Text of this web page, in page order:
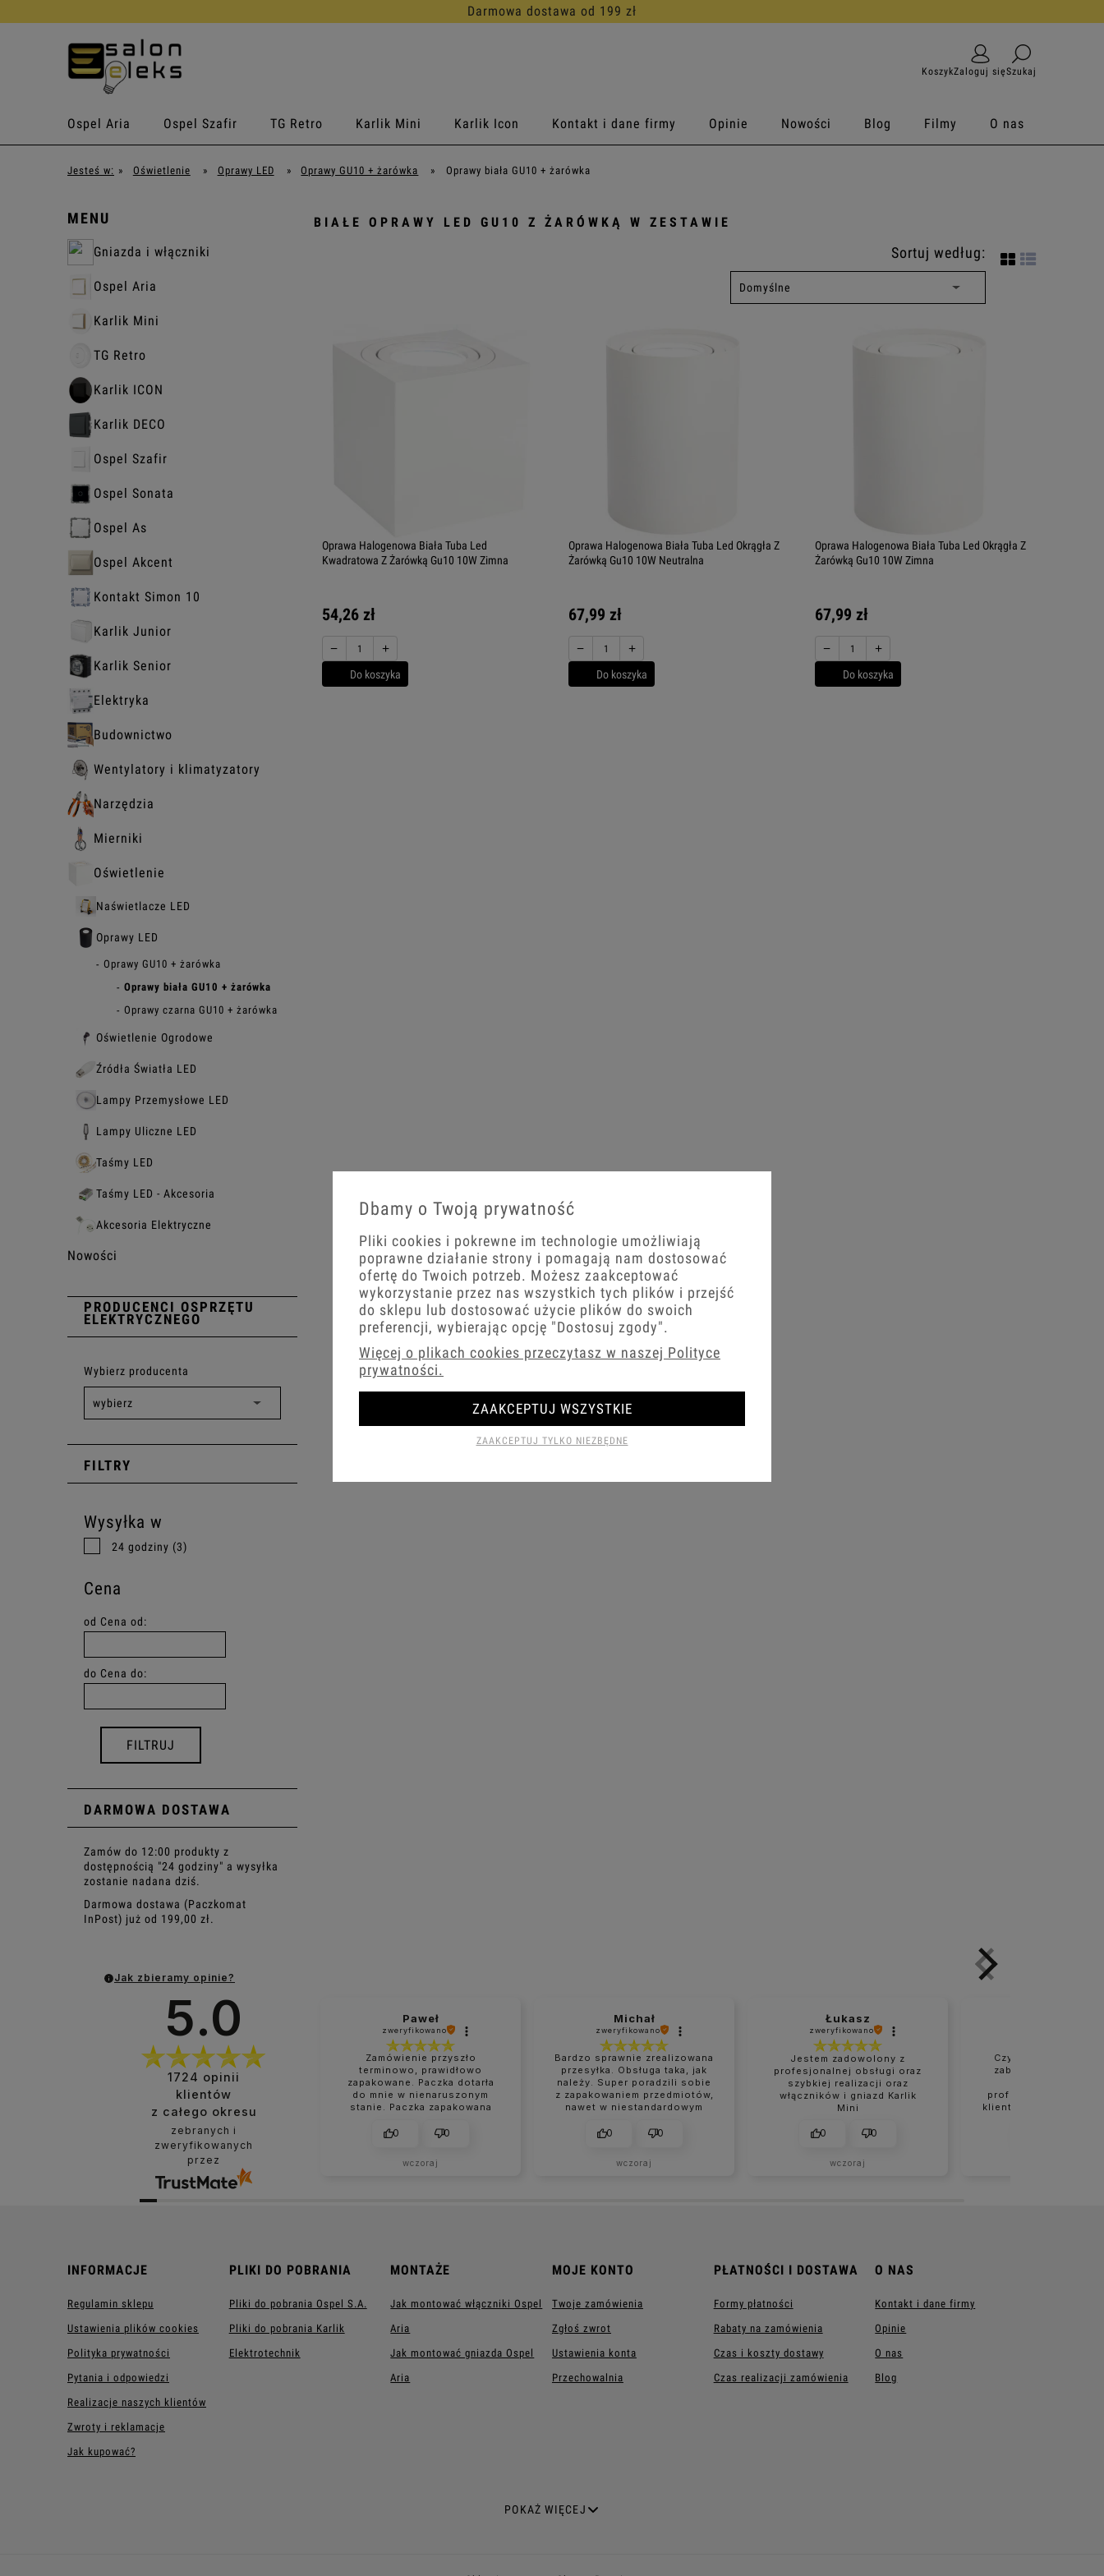
Darmowa dostawa od 199 zł
KoszykZaloguj sięSzukaj
Ospel Aria Ospel Szafir TG Retro Karlik Mini Karlik Icon Kontakt i dane firmy Opinie Nowości Blog Filmy O nas
Jesteś w: » Oświetlenie » Oprawy LED » Oprawy GU10 + żarówka » Oprawy biała GU10 + żarówka
MENU
Gniazda i włączniki
Ospel Aria
Karlik Mini
TG Retro
Karlik ICON
Karlik DECO
Ospel Szafir
Ospel Sonata
Ospel As
Ospel Akcent
Kontakt Simon 10
Karlik Junior
Karlik Senior
Elektryka
Budownictwo
Wentylatory i klimatyzatory
Narzędzia
Mierniki
Oświetlenie
Naświetlacze LED
Oprawy LED
Oprawy GU10 + żarówka
Oprawy biała GU10 + żarówka
Oprawy czarna GU10 + żarówka
Oświetlenie Ogrodowe
Źródła Światła LED
Lampy Przemysłowe LED
Lampy Uliczne LED
Taśmy LED
Taśmy LED - Akcesoria
Akcesoria Elektryczne
Nowości
PRODUCENCI OSPRZĘTU
ELEKTRYCZNEGO
Wybierz producenta
FILTRY
Wysyłka w
24 godziny (3)
Cena
od Cena od:
do Cena do:
FILTRUJ
DARMOWA DOSTAWA
Zamów do 12:00 produkty z
dostępnością "24 godziny" a wysyłka
zostanie nadana dziś.
Darmowa dostawa (Paczkomat
InPost) już od 199,00 zł.
BIAŁE OPRAWY LED GU10 Z ŻARÓWKĄ W ZESTAWIE
Sortuj według:
Oprawa Halogenowa Biała Tuba Led
Kwadratowa Z Żarówką Gu10 10W Zimna
54,26 zł
− +
Do koszyka
Oprawa Halogenowa Biała Tuba Led Okrągła Z
Żarówką Gu10 10W Neutralna
67,99 zł
− +
Do koszyka
Oprawa Halogenowa Biała Tuba Led Okrągła Z
Żarówką Gu10 10W Zimna
67,99 zł
− +
Do koszyka
Jak zbieramy opinie?
5.0
1724 opinii
klientów
z całego okresu
zebranych i
zweryfikowanych
przez
Paweł
zweryfikowano
Zamówienie przyszło
terminowo, prawidłowo
zapakowane. Paczka dotarła
do mnie w nienaruszonym
stanie. Paczka zapakowana
0 0
wczoraj
Michał
zweryfikowano
Bardzo sprawnie zrealizowana
przesyłka. Obsługa taka, jak
należy. Super poradzili sobie
z zapakowaniem przedmiotów,
nawet w niestandardowym
0 0
wczoraj
Łukasz
zweryfikowano
Jestem zadowolony z
profesjonalnej obsługi oraz
szybkiej realizacji oraz
włączników i gniazd Karlik
Mini
0 0
wczoraj
Czysta i naprawdę
zabezpieczona
profesjonalne
klienta. Wszystko
INFORMACJE
Regulamin sklepu
Ustawienia plików cookies
Polityka prywatności
Pytania i odpowiedzi
Realizacje naszych klientów
Zwroty i reklamacje
Jak kupować?
PLIKI DO POBRANIA
Pliki do pobrania Ospel S.A.
Pliki do pobrania Karlik
Elektrotechnik
MONTAŻE
Jak montować włączniki Ospel
Aria
Jak montować gniazda Ospel
Aria
MOJE KONTO
Twoje zamówienia
Zgłoś zwrot
Ustawienia konta
Przechowalnia
PŁATNOŚCI I DOSTAWA
Formy płatności
Rabaty na zamówienia
Czas i koszty dostawy
Czas realizacji zamówienia
O NAS
Kontakt i dane firmy
Opinie
O nas
Blog
WŁĄCZNIKI I ŁĄCZNIKI
POKAŻ WIĘCEJ
Dbamy o Twoją prywatność
Pliki cookies i pokrewne im technologie umożliwiają
poprawne działanie strony i pomagają nam dostosować
ofertę do Twoich potrzeb. Możesz zaakceptować
wykorzystanie przez nas wszystkich tych plików i przejść
do sklepu lub dostosować użycie plików do swoich
preferencji, wybierając opcję "Dostosuj zgody".
Więcej o plikach cookies przeczytasz w naszej Polityce
prywatności.
ZAAKCEPTUJ TYLKO NIEZBĘDNE
ZAAKCEPTUJ WSZYSTKIE